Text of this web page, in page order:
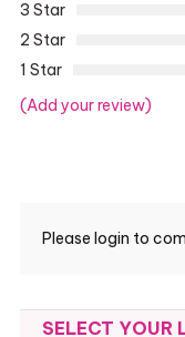
3 Star
2 Star
1 Star
(Add your review)
Please login to
SELECT YOUR